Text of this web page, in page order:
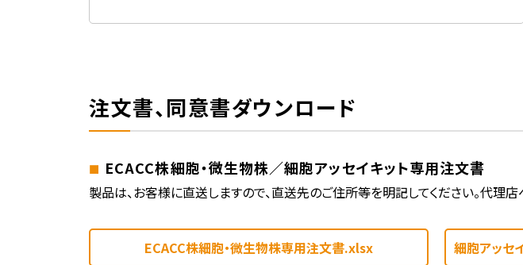
注文書、同意書ダウンロード
ECACC株細胞・微生物株／細胞アッセイキット専用注文書
製品は、お客様に直送しますので、直送先のご住所等を明記してください。代理
ECACC株細胞・微生物株専用注文書.xlsx 細胞アッセ